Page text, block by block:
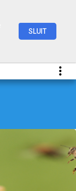
SLUIT